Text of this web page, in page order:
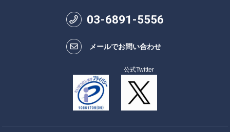
03-6891-5556
メールでお問い合わせ
公式Twitter